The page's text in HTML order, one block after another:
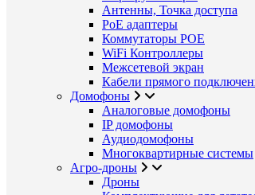
Антенны, Точка доступа
PoE адаптеры
Коммутаторы POE
WiFi Контроллеры
Межсетевой экран
Кабели прямого
Домофоны
Аналоговые домофоны
IP домофоны
Аудиодомофоны
Многоквартирные системы
Агро-дроны
Дроны